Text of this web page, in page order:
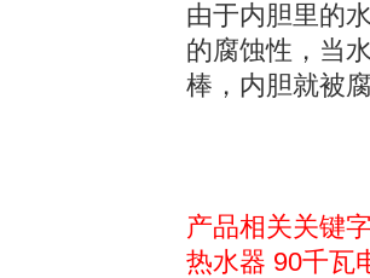
由于内胆里的
的腐蚀性，当
棒，内胆就被
产品相关关键
热水器 90千瓦